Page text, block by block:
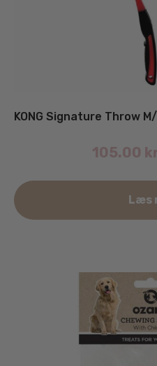
KONG Signature Throw
105.00
Læs